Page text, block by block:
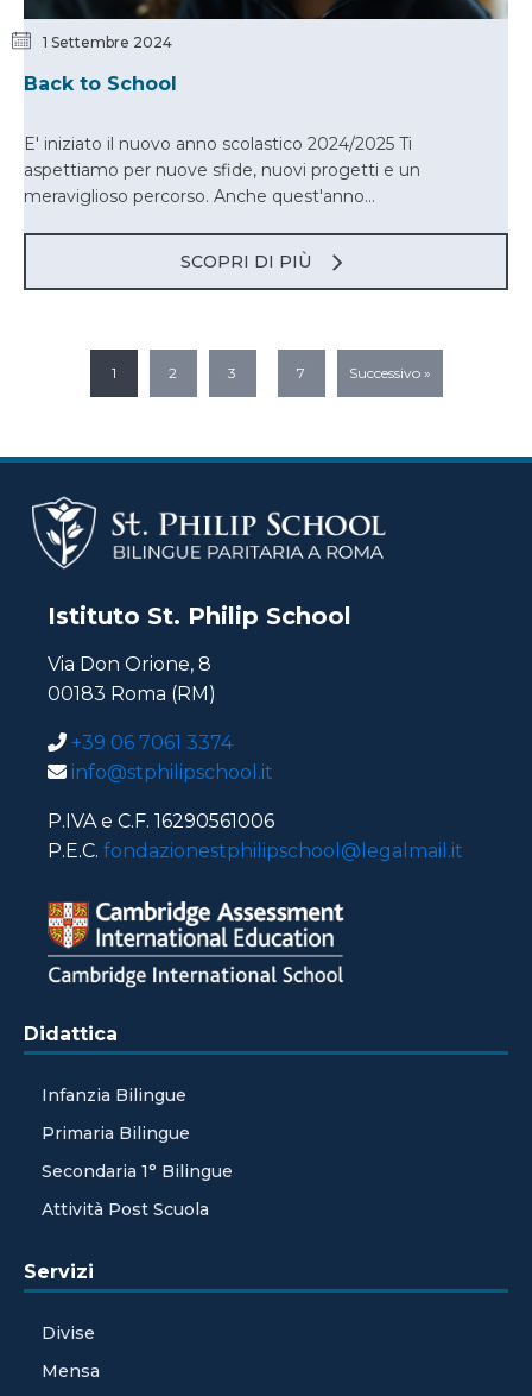
1 Settembre 2024
Back to School
E' iniziato il nuovo anno scolastico 2024/2025 Ti
aspettiamo per nuove sfide, nuovi progetti e un
meraviglioso percorso. Anche quest'anno...
SCOPRI DI PIÙ
1 2 3 7 Successivo »
Istituto St. Philip School
Via Don Orione, 8
00183 Roma (RM)
+39 06 7061 3374
info@stphilipschool.it
P.IVA e C.F. 16290561006
P.E.C. fondazionestphilipschool@legalmail.it
Didattica
Infanzia Bilingue
Primaria Bilingue
Secondaria 1° Bilingue
Attività Post Scuola
Servizi
Divise
Mensa